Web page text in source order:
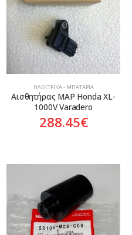
ΗΛΕΚΤΡΙΚΆ - ΜΠΑΤΑΡΊΑ
Αισθητήρας MAP Honda XL-
1000V Varadero
288.45€